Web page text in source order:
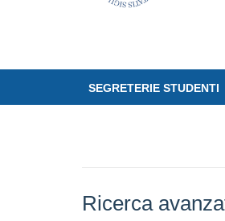
SEGRETERIE STUDENTI
Ricerca